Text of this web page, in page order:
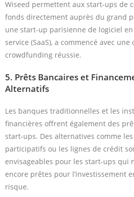
Wiseed permettent aux start-ups de
fonds directement auprès du grand
une start-up parisienne de logiciel
service (SaaS), a commencé avec une
crowdfunding réussie.
5. Prêts Bancaires et
Alternatifs
Les banques traditionnelles et les
financières offrent également des
start-ups. Des alternatives comme
participatifs ou les lignes de crédit
envisageables pour les start-ups qui
encore prêtes pour l’investissement
risque.